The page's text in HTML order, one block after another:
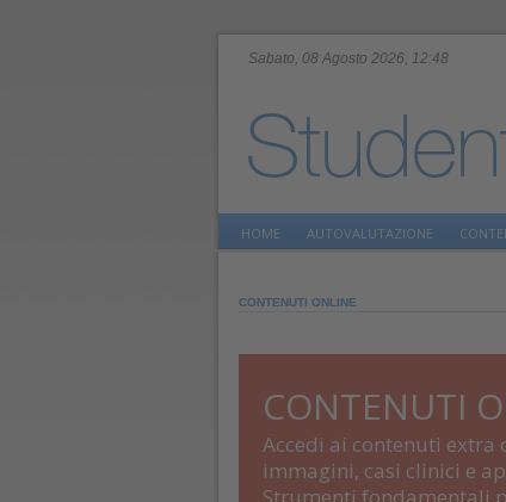
Sabato, 08 Agosto 2026, 12:48
HOME AUTOVALUTAZIONE
CONTENUTI ONLINE
CONTENUTI
Accedi ai contenuti extra
immagini, casi clinici e